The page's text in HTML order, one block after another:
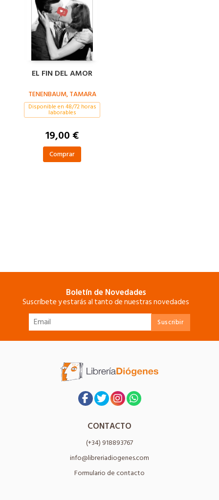
EL FIN DEL AMOR
TENENBAUM, TAMARA
Disponible en 48/72 horas
laborables
19,00 €
Comprar
Boletín de Novedades
Suscríbete y estarás al tanto de nuestras novedades
CONTACTO
(+34) 918893767
info@libreriadiogenes.com
Formulario de contacto